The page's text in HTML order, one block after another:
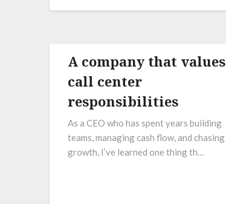
A company that values ​​
call center
responsibilities
As a CEO who has spent years building
teams, managing cash flow, and chasing
growth, I’ve learned one thing th…